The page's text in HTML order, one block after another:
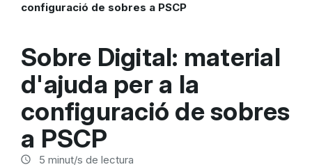
a
configuració de sobres a PSCP
Sobre Digital: material
d'ajuda per a la
configuració de sobres
a PSCP
5 minut/s de lectura